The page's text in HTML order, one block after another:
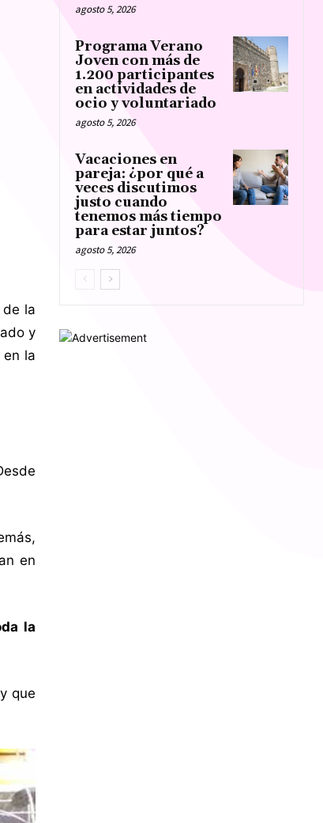
la
y
la
en
la
que
agosto 5, 2026
Programa Verano
Joven con más de
1.200 participantes
en actividades de
ocio y voluntariado
agosto 5, 2026
Vacaciones en
pareja: ¿por qué a
veces discutimos
justo cuando
tenemos más tiempo
para estar juntos?
agosto 5, 2026